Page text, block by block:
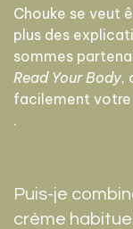
Chouke se veut
plus des
sommes
Read Your Body,
facilement votre
.
Puis-je
crème